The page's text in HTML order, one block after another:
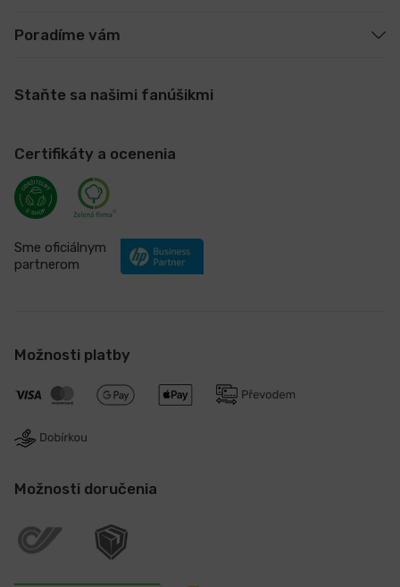
Poradíme vám
Staňte sa našimi fanúšikmi
Certifikáty a ocenenia
Sme oficiálnym
partnerom
Možnosti platby
Možnosti doručenia